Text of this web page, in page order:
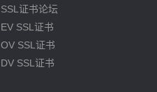
SSL证书论坛
EV SSL证书
OV SSL证书
DV SSL证书